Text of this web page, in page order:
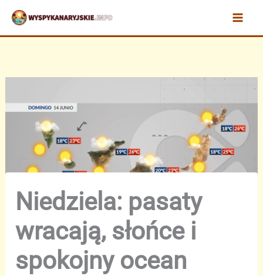
Przejdź
treści
Niedziela: pasaty
wracają, słońce i
spokojny ocean